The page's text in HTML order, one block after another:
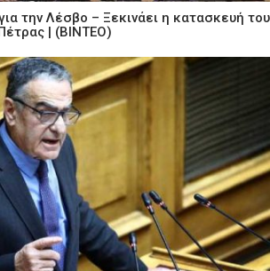
την Λέσβο – Ξεκινάει η κατασκευή του
| (ΒΙΝΤΕΟ)